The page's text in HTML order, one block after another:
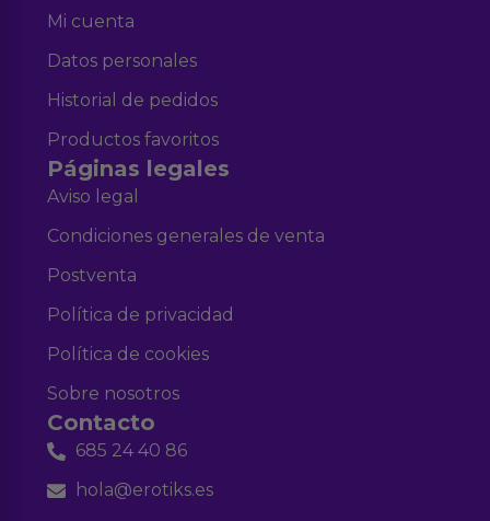
Mi cuenta
Datos personales
Historial de pedidos
Productos favoritos
Páginas legales
Aviso legal
Condiciones generales de venta
Postventa
Política de privacidad
Política de cookies
Sobre nosotros
Contacto
685 24 40 86
hola@erotiks.es